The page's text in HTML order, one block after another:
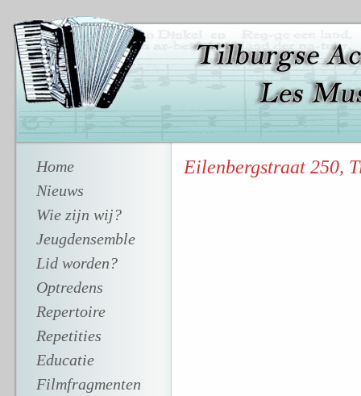
Home
Nieuws
Wie zijn wij?
Jeugdensemble
Lid worden?
Optredens
Repertoire
Repetities
Educatie
Filmfragmenten
Eilenbergstraat 250,